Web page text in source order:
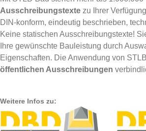
Ausschreibungstextezu Ihrer
DIN-konform, eindeutig beschrieben,
Keine statischen Ausschreibungstexte!
Ihre gewünschte Bauleistung durch
Eigenschaften. Die Anwendung von
öffentlichen Ausschreibungen
Weitere Infos zu: